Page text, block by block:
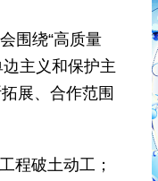
围绕“高质量
主义和保护主
展、合作范围
程破土动工；